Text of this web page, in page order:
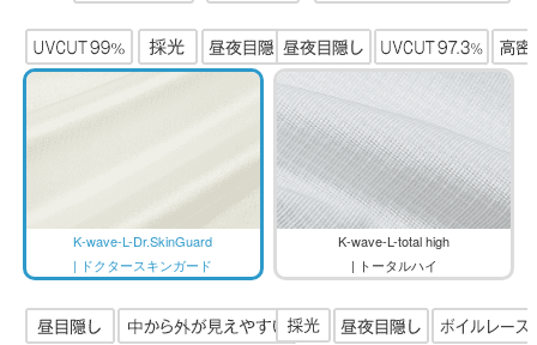
K-wave-L-Dr.SkinGuard
| ドクタースキンガード
K-wave-L-total high
| トータルハイ